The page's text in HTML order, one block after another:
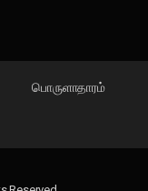
பொருளாதாரம்